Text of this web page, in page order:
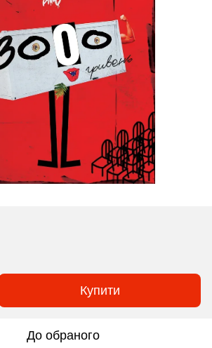
Купити
До обраного